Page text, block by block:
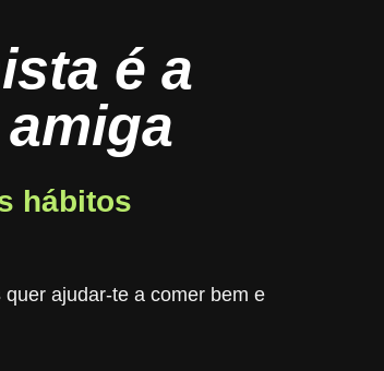
é a
hábitos
quer ajudar-te a comer bem e